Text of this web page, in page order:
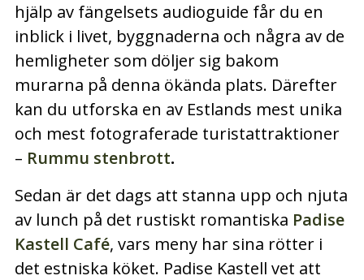
hjälp av fängelsets audioguide får du en
inblick i livet, byggnaderna och några av de
hemligheter som döljer sig bakom
murarna på denna ökända plats. Därefter
kan du utforska en av Estlands mest unika
och mest fotograferade turistattraktioner
– Rummu stenbrott.
Sedan är det dags att stanna upp och njuta
av lunch på det rustiskt romantiska Padise
Kastell Café, vars meny har sina rötter i
det estniska köket. Padise Kastell vet att